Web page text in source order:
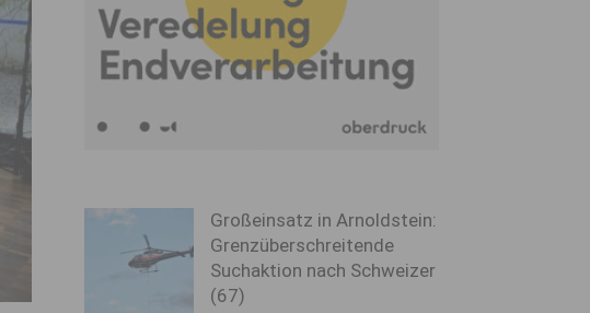
Großeinsatz in Arnoldstein:
Grenzüberschreitende
Suchaktion nach Schweizer
(67)